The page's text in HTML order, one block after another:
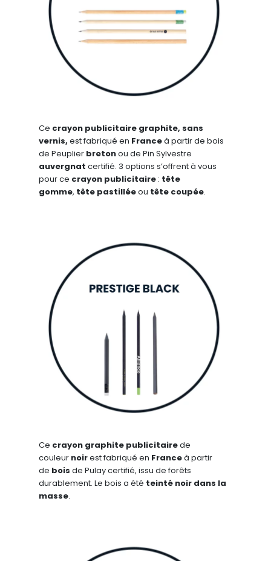
Ce crayon publicitaire graphite, sans
vernis, est fabriqué en Franceà partir de bois
de Peuplier bretonou de Pin Sylvestre
auvergnat certifié. 3 options s’offrent à vous
pour ce crayon publicitaire: tête
gomme, tête pastilléeou tête coupée.
Ce crayon graphite publicitairede
couleur noirest fabriqué en Franceà partir
de bois de Pulay certifié, issu de forêts
durablement. Le bois a été teinté noir dans la
masse.